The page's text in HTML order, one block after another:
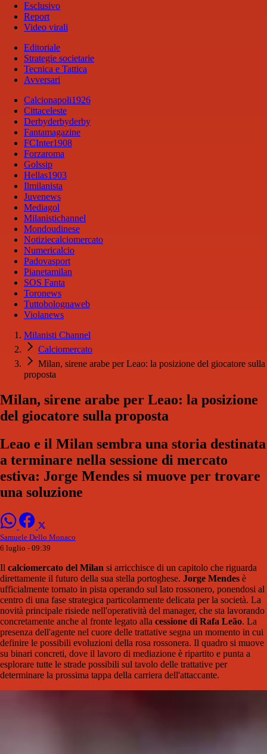
Esclusivo
Report
Video virali
Editoriale
Strategie societarie
Tecnica e Tattica
Avversari
Calcionapoli1926
Cittaceleste
Derbyderbyderby
Fantamagazine
FCInter1908
Forzaroma
Golssip
Hellas1903
Ilmilanista
Juvenews
Mediagol
Milanistichannel
Mondoudinese
Notiziecalciomercato
Numericalcio
Padovasport
Pianetamilan
SOS Fanta
Toronews
Tuttobolognaweb
Violanews
Milanisti Channel
Calciomercato
Milan, sirene arabe per Leao: la posizione del giocatore sulla
proposta
Milan, sirene arabe per Leao: la posizione
del giocatore sulla proposta
Leao e il Milan sembra una storia destinata
a terminare nella sessione di mercato
estiva: Jorge Mendes si muove per trovare
una soluzione
Samuele Dello Monaco
6 luglio - 09:39
Il calciomercato del Milan si arricchisce di un capitolo che riguarda
direttamente il futuro della sua stella portoghese. Jorge Mendes è
ufficialmente tornato in pista operando sul lato rossonero, ponendosi al
centro di una fase strategica particolarmente delicata per la società. La
novità principale risiede nell'operatività del manager, che sta lavorando
concretamente anche al fronte legato alla cessione di Rafa Leão. La
presenza dell'agente nel cuore delle trattative segna un momento in cui
definire le possibili evoluzioni della rosa rossonera. Il quadro si muove
su binari concreti, dove il lavoro di mediazione è ripartito e punta a
esplorare tutte le strade possibili sul tavolo delle trattative per
determinare la prossima tappa della carriera dell'attaccante.